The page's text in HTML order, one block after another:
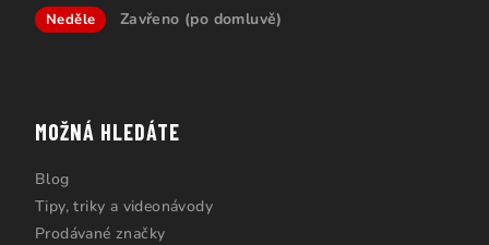
Neděle Zavřeno (po domluvě)
MOŽNÁ HLEDÁTE
Blog
Tipy, triky a videonávody
Prodávané značky